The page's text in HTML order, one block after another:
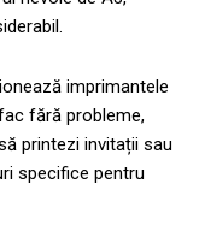
imprimantele
fără probleme,
printezi invitații sau
specifice pentru